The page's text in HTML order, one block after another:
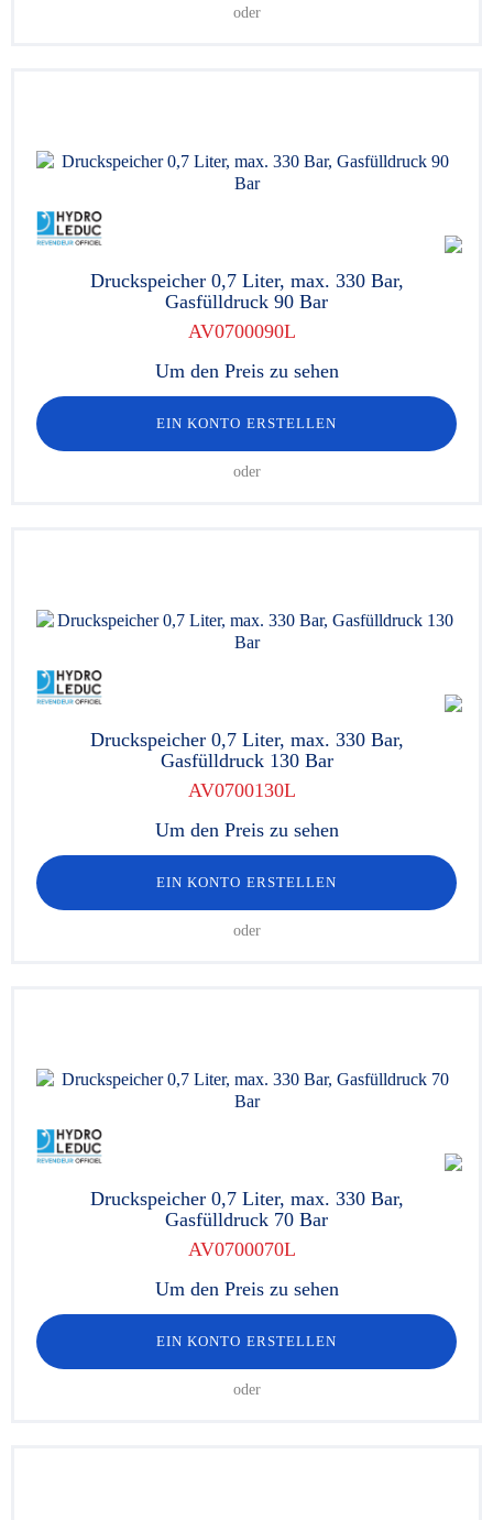
oder
Druckspeicher 0,7 Liter, max. 330 Bar,
Gasfülldruck 90 Bar
AV0700090L
Um den Preis zu sehen
EIN KONTO ERSTELLEN
oder
Druckspeicher 0,7 Liter, max. 330 Bar,
Gasfülldruck 130 Bar
AV0700130L
Um den Preis zu sehen
EIN KONTO ERSTELLEN
oder
Druckspeicher 0,7 Liter, max. 330 Bar,
Gasfülldruck 70 Bar
AV0700070L
Um den Preis zu sehen
EIN KONTO ERSTELLEN
oder